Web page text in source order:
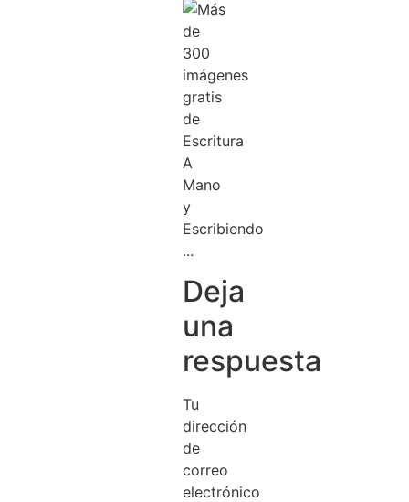
Deja
una
respuesta
Tu
dirección
de
correo
electrónico